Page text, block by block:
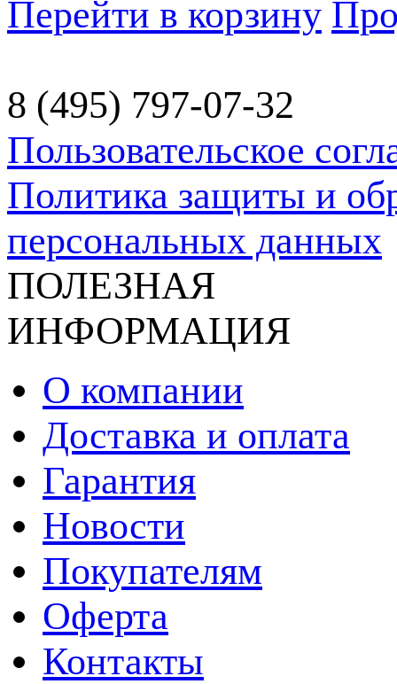
Перейти в корзину
8 (495) 797-07-32
Пользовательское
Политика защиты и
персональных данных
ПОЛЕЗНАЯ
ИНФОРМАЦИЯ
О компании
Доставка и оплата
Гарантия
Новости
Покупателям
Оферта
Контакты